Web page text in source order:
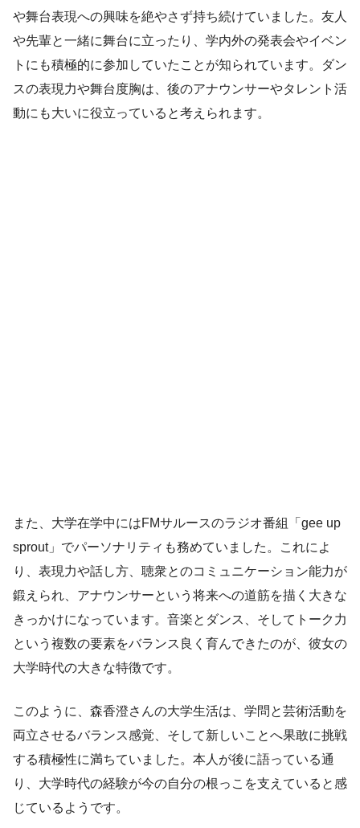
や舞台表現への興味を絶やさず持ち続けていました。友人
や先輩と一緒に舞台に立ったり、学内外の発表会やイベン
トにも積極的に参加していたことが知られています。ダン
スの表現力や舞台度胸は、後のアナウンサーやタレント活
動にも大いに役立っていると考えられます。
また、大学在学中にはFMサルースのラジオ番組「gee up
sprout」でパーソナリティも務めていました。これによ
り、表現力や話し方、聴衆とのコミュニケーション能力が
鍛えられ、アナウンサーという将来への道筋を描く大きな
きっかけになっています。音楽とダンス、そしてトーク力
という複数の要素をバランス良く育んできたのが、彼女の
大学時代の大きな特徴です。
このように、森香澄さんの大学生活は、学問と芸術活動を
両立させるバランス感覚、そして新しいことへ果敢に挑戦
する積極性に満ちていました。本人が後に語っている通
り、大学時代の経験が今の自分の根っこを支えていると感
じているようです。